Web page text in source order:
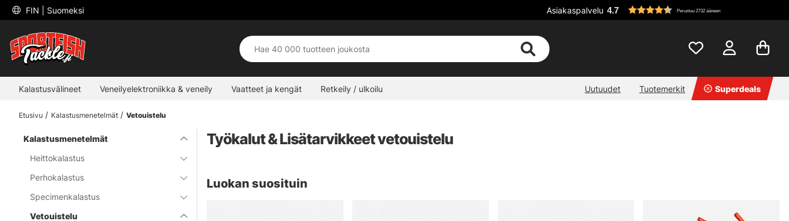
FIN | Suomeksi Asiakaspalvelu 4.7 Perustuu 2732 ääneen
Kalastusvälineet Veneilyelektroniikka & veneily Vaatteet ja kengät Retkeily / ulkoilu Uutuudet Tuotemerkit Superdeals
Etusivu Kalastusmenetelmät Vetouistelu
Kalastusmenetelmät
Heittokalastus
Perhokalastus
Specimenkalastus
Vetouistelu
Työkalut & Lisätarvikkeet vetouistelu
Luokan suosituin